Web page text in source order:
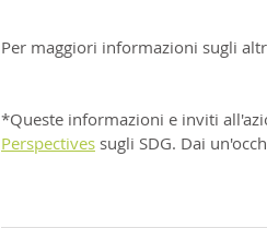
Per maggiori informazioni sugli
*Queste informazioni e inviti
Perspectives sugli SDG. Dai